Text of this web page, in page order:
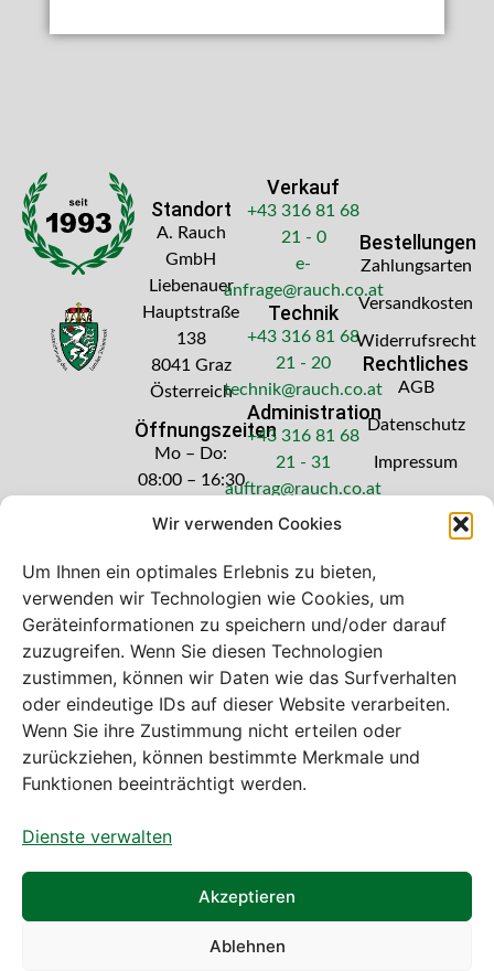
Wir verwenden Cookies
Um Ihnen ein optimales Erlebnis zu bieten,
verwenden wir Technologien wie Cookies, um
Geräteinformationen zu speichern und/oder darauf
zuzugreifen. Wenn Sie diesen Technologien
zustimmen, können wir Daten wie das Surfverhalten
oder eindeutige IDs auf dieser Website verarbeiten.
Wenn Sie ihre Zustimmung nicht erteilen oder
zurückziehen, können bestimmte Merkmale und
Funktionen beeinträchtigt werden.
Dienste verwalten
Akzeptieren
Ablehnen
Standort
A. Rauch
GmbH
Liebenauer
Hauptstraße
138
8041 Graz
Österreich
Öffnungszeiten
Mo – Do:
08:00 – 16:30
Freitag: 08:00
Verkauf
+43 316 81 68
21 - 0
e-
anfrage@rauch.co.at
Technik
+43 316 81 68
21 - 20
technik@rauch.co.at
Administration
+43 316 81 68
21 - 31
auftrag@rauch.co.at
Bestellungen
Zahlungsarten
Versandkosten
Widerrufsrecht
Rechtliches
AGB
Datenschutz
Impressum
Bei diesem Webshop handelt es sich um
einen B2B-Webshop
A. Rauch GmbH – Ihr Experte aus Österreich für Waagen,
Eich- & Kalibrierservice, Sprühnebel-Zerstäubungstechnik
und Lebensmittelmaschinen.
Sämtliche Angebote der A. Rauch GmbH richten sich
gewerbliche Kunden, Institutionen, Kommunen usw. aus
Österreich, Deutschland und der Schweiz (weitere Länder
auf Anfrage).